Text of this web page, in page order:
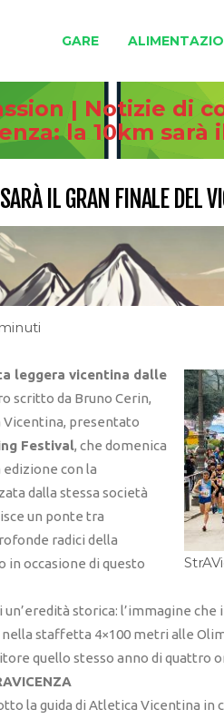
GARE
| Notizie di
la 10km
IL GRAN FINALE DEL
leggera vicentina dalle
scritto da Bruno Cerin,
presentato
Festival, che domenica
edizione con la
dalla stessa società
un ponte tra
radici della
in occasione di questo
storica: l’immagine
staffetta 4×100 metri alle
quello stesso anno di quattro
la guida di Atletica Vicentina in